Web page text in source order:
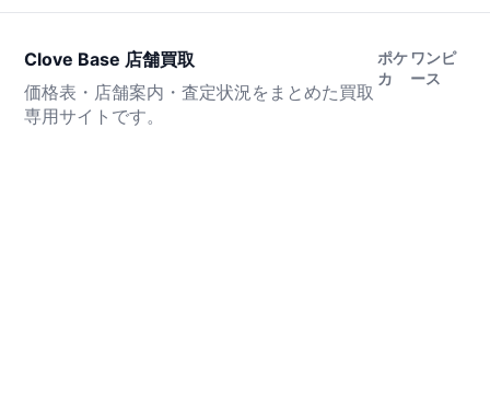
Clove Base 店舗買取
価格表・店舗案内・査定状況をまとめた買取
専用サイトです。
ポケ
カ
ワンピ
ース